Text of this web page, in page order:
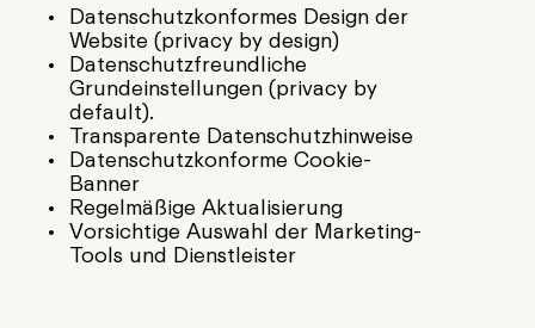
Datenschutzkonformes Design der
Website (privacy by design)
Datenschutzfreundliche
Grundeinstellungen (privacy by
default).
Transparente Datenschutzhinweise
Datenschutzkonforme Cookie-
Banner
Regelmäßige Aktualisierung
Vorsichtige Auswahl der Marketing-
Tools und Dienstleister